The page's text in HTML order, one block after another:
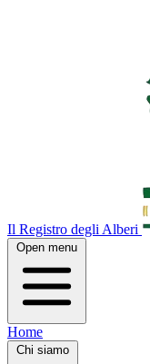
Il Registro degli Alberi
Open menu
Home
Chi siamo